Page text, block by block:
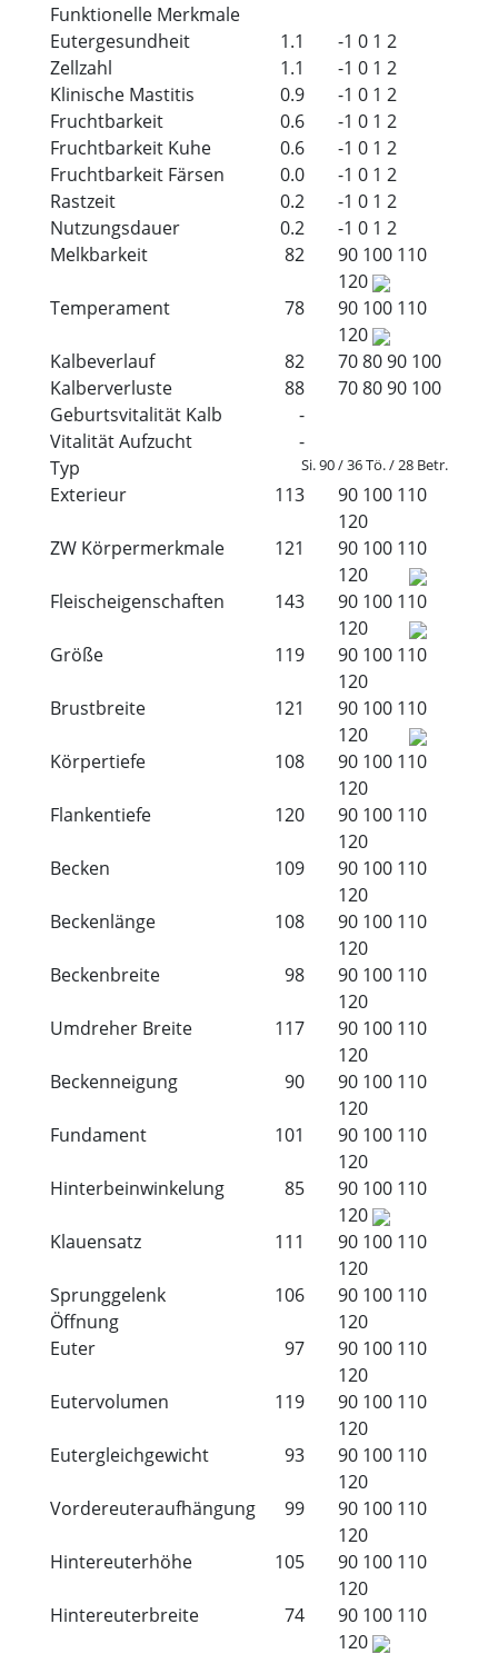
Funktionelle Merkmale
Eutergesundheit
1.1 -1 0 1 2
Zellzahl
1.1 -1 0 1 2
Klinische Mastitis
0.9 -1 0 1 2
Fruchtbarkeit
0.6 -1 0 1 2
Fruchtbarkeit Kuhe
0.6 -1 0 1 2
Fruchtbarkeit Färsen
0.0 -1 0 1 2
Rastzeit
0.2 -1 0 1 2
Nutzungsdauer
0.2 -1 0 1 2
Melkbarkeit
82 90 100 110
120
Temperament
78 90 100 110
120
Kalbeverlauf
82 708090 100
Kalberverluste
88 708090 100
Geburtsvitalität Kalb
-
Vitalität Aufzucht
-
Typ
Si. 90 / 36 Tö. / 28 Betr.
Exterieur 113 90 100 110
120
ZW Körpermerkmale
121 90 100 110
120
Fleischeigenschaften
143 90 100 110
120
Größe
119 90 100 110
120
Brustbreite
121 90 100 110
120
Körpertiefe
108 90 100 110
120
Flankentiefe
120 90 100 110
120
Becken
109 90 100 110
120
Beckenlänge
108 90 100 110
120
Beckenbreite
98 90 100 110
120
Umdreher Breite
117 90 100 110
120
Beckenneigung
90 90 100 110
120
Fundament
101 90 100 110
120
Hinterbeinwinkelung
85 90 100 110
120
Klauensatz
111 90 100 110
120
Sprunggelenk
Öffnung
106 90 100 110
120
Euter
97 90 100 110
120
Eutervolumen
119 90 100 110
120
Eutergleichgewicht
93 90 100 110
120
Vordereuteraufhängung
99 90 100 110
120
Hintereuterhöhe
105 90 100 110
120
Hintereuterbreite
74 90 100 110
120